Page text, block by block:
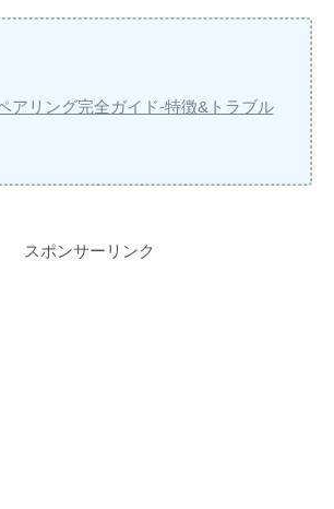
アリング完全ガイド-特徴&トラブル
スポンサーリンク